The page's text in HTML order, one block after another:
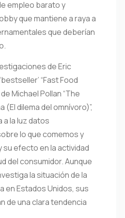
empleo barato y
que mantiene a raya a
que deberían
de Eric
“Fast Food
Michael Pollan “The
(El dilema del omnívoro)”,
a la luz datos
lo que comemos y
efecto en la actividad
del consumidor. Aunque
la situación de la
en Estados Unidos, sus
de una clara tendencia